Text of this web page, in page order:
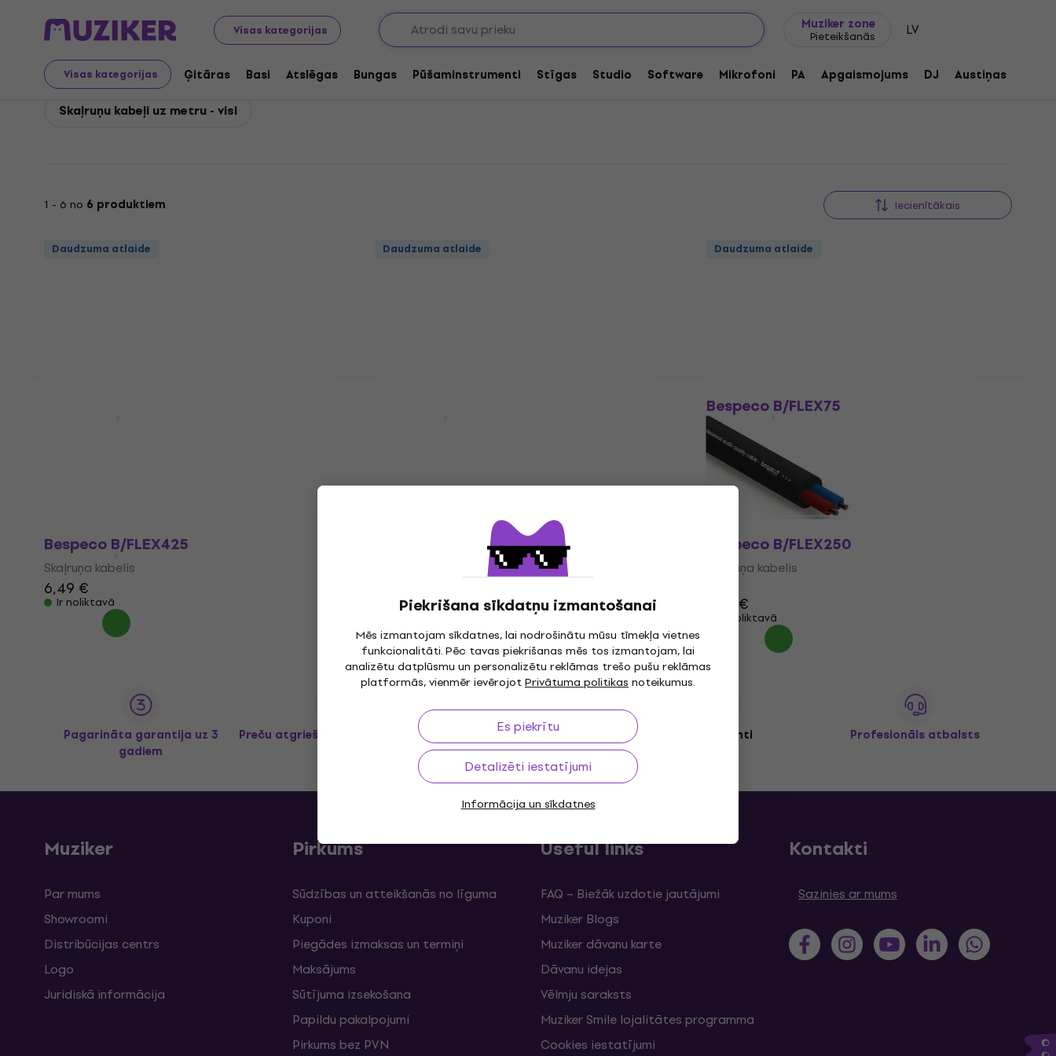
Visas kategorijas
Muziker zone
Pieteikšanās LV
Visas kategorijas Ģitāras Basi Atslēgas Bungas Pūšaminstrumenti Stīgas Studio Software Mikrofoni PA Apgaismojums DJ Austiņas
Piekrišana sīkdatņu izmantošanai
Mēs izmantojam sīkdatnes, lai nodrošinātu mūsu tīmekļa vietnes
funkcionalitāti. Pēc tavas piekrišanas mēs tos izmantojam, lai
analizētu datplūsmu un personalizētu reklāmas trešo pušu reklāmas
platformās, vienmēr ievērojotPrivātuma politikasnoteikumus.
Es piekrītu
Detalizēti iestatījumi
Informācija un sīkdatnes
Bespeco Piederumi Kabeļi, savienotāji un adapteri Kabeļi uz metru
Bespeco Skaļruņu kabeļi uz metru
Skaļruņu kabeļi uz metru - visi
1 - 6 no 6 produktiem Iecienītākais
Daudzuma atlaide Daudzuma atlaide Daudzuma atlaide
Bespeco B/FLEX75
Skaļruņa kabelis
4,7/5
1,89 €
Ir noliktavā
Bespeco B/FLEX425
Skaļruņa kabelis
6,49 €
Ir noliktavā
Bespeco B/FLEX820
MUZMUZ-10
7,99 €
Ir noliktavā
Bespeco B/FLEX250
Skaļruņa kabelis
3,99 €
Ir noliktavā
Pagarināta garantija uz 3
gadiem
Preču atgriešana līdz 30 dienām Bezmaksas piegāde 3M+ klienti Profesionāls atbalsts
Muziker
Par mums
Showroomi
Distribūcijas centrs
Logo
Juridiskā informācija
Pirkums
Sūdzības un atteikšanās no līguma
Kuponi
Piegādes izmaksas un termiņi
Maksājums
Sūtījuma izsekošana
Papildu pakalpojumi
Pirkums bez PVN
Useful links
FAQ – Biežāk uzdotie jautājumi
Muziker Blogs
Muziker dāvanu karte
Dāvanu idejas
Vēlmju saraksts
Muziker Smile lojalitātes programma
Cookies iestatījumi
Kontakti
Sazinies ar mums